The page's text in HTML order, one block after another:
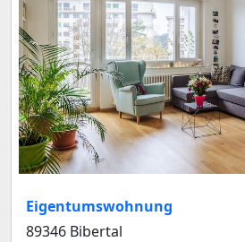
Eigentumswohnung
89346 Bibertal